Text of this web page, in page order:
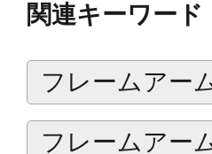
ンとなり、これま
その新素体に合わ
トはコンセプトデ
関連キーワード
フレームアー
フレームアー